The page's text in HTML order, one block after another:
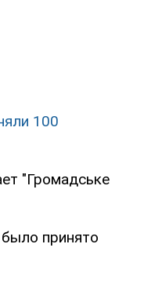
100
"Громадське
принято